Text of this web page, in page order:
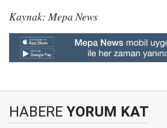
Kaynak: Mepa News
HABERE YORUM KAT